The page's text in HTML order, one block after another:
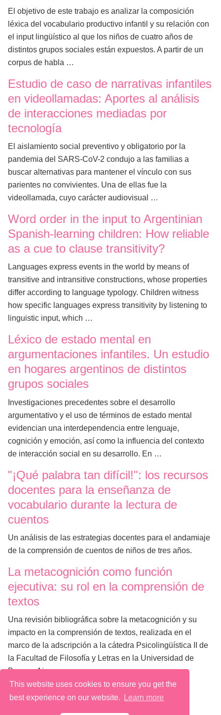
This website uses cookies to ensure you get the
best experience on our website.
Learn more
El objetivo de este trabajo es analizar la composición
léxica del vocabulario productivo infantil y su relación con
el input lingüístico al que los niños de cuatro años de
distintos grupos sociales están expuestos. A partir de un
corpus de habla …
Estudio de caso de narrativas infantiles
en videollamadas: Aportes al análisis
de interacciones mediadas por
tecnología
El aislamiento social preventivo y obligatorio por la
pandemia del SARS-CoV-2 condujo a las familias a
buscar alternativas para mantener el vínculo con sus
parientes no convivientes. Una de ellas fue la
videollamada, cuyo carácter audiovisual …
Word order in the input to Argentinian
Spanish-learning children: How reliable
as a cue to clause transitivity?
Languages express events in the world by means of
transitive and intransitive constructions, whose properties
differ according to language typology. Children witness
how specific languages express transitivity by listening to
linguistic input, which …
Léxico de estado mental en
argumentaciones infantiles. Un estudio
en hogares argentinos de distintos
grupos sociales
Investigaciones precedentes sobre el desarrollo
argumentativo y el uso de términos de estado mental
evidencian una interdependencia entre lenguaje,
cognición y emoción, así como la influencia del contexto
de interacción social en su desarrollo. En …
"¡Qué palabra tan difícil!": los recursos
docentes para la enseñanza de
vocabulario durante la lectura de
cuentos
Un análisis de las estrategias docentes para el andamiaje
de la comprensión de cuentos de niños de tres años.
La metacognición como función
ejecutiva: su rol en la comprensión de
textos
Una revisión bibliográfica sobre la metacognición y su
impacto en la comprensión de textos, realizada en el
marco de la adscripción a la cátedra Psicolingüística II de
la Facultad de Filosofía y Letras en la Universidad de
Buenos Aires.
@ 2026 Macarena Quiroga